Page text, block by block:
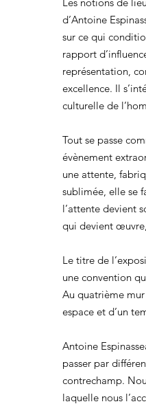
d’Antoine
sur ce qui
rapport
représentation,
excellence. Il
culturelle de
Tout se passe
évènement
une attente,
sublimée, elle se
l’attente devient
qui devient
Le titre de
une convention
Au quatrième
espace et d’un
Antoine
passer par
contrechamp.
laquelle nous